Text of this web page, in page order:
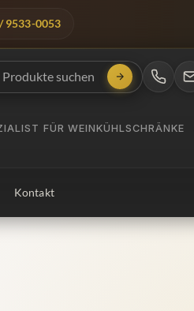
9533-0053
FÜR WEINKÜHLSCHRÄNKE
Kontakt